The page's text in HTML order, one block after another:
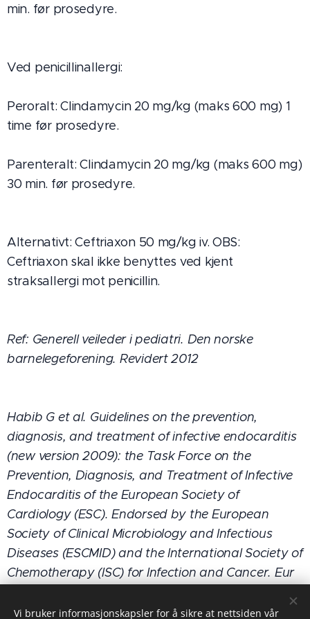
min. før prosedyre.
Ved penicillinallergi:
Peroralt: Clindamycin 20 mg/kg (maks 600 mg) 1
time før prosedyre.
Parenteralt: Clindamycin 20 mg/kg (maks 600 mg)
30 min. før prosedyre.
Alternativt: Ceftriaxon 50 mg/kg iv. OBS:
Ceftriaxon skal ikke benyttes ved kjent
straksallergi mot penicillin.
Ref: Generell veileder i pediatri. Den norske
barnelegeforening. Revidert 2012
Habib G et al. Guidelines on the prevention,
diagnosis, and treatment of infective endocarditis
(new version 2009): the Task Force on the
Prevention, Diagnosis, and Treatment of Infective
Endocarditis of the European Society of
Cardiology (ESC). Endorsed by the European
Society of Clinical Microbiology and Infectious
Diseases (ESCMID) and the International Society of
Chemotherapy (ISC) for Infection and Cancer. Eur
Vi bruker informasjonskapsler for å sikre at nettsiden vår